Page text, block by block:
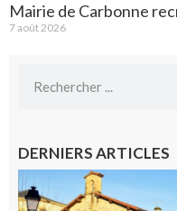
Mairie de Carbonne
7 août 2026
DERNIERS ARTICLES